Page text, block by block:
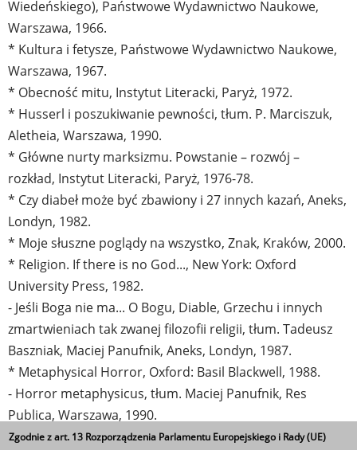
Wiedeńskiego), Państwowe Wydawnictwo Naukowe,
Warszawa, 1966.
* Kultura i fetysze, Państwowe Wydawnictwo Naukowe,
Warszawa, 1967.
* Obecność mitu, Instytut Literacki, Paryż, 1972.
* Husserl i poszukiwanie pewności, tłum. P. Marciszuk,
Aletheia, Warszawa, 1990.
* Główne nurty marksizmu. Powstanie – rozwój –
rozkład, Instytut Literacki, Paryż, 1976-78.
* Czy diabeł może być zbawiony i 27 innych kazań, Aneks,
Londyn, 1982.
* Moje słuszne poglądy na wszystko, Znak, Kraków, 2000.
* Religion. If there is no God..., New York: Oxford
University Press, 1982.
- Jeśli Boga nie ma... O Bogu, Diable, Grzechu i innych
zmartwieniach tak zwanej filozofii religii, tłum. Tadeusz
Baszniak, Maciej Panufnik, Aneks, Londyn, 1987.
* Metaphysical Horror, Oxford: Basil Blackwell, 1988.
- Horror metaphysicus, tłum. Maciej Panufnik, Res
Publica, Warszawa, 1990.
* Bóg nam nic nie jest dłużny. Krótka uwaga o religii
Zgodnie z art. 13 Rozporządzenia Parlamentu Europejskiego i Rady (UE)